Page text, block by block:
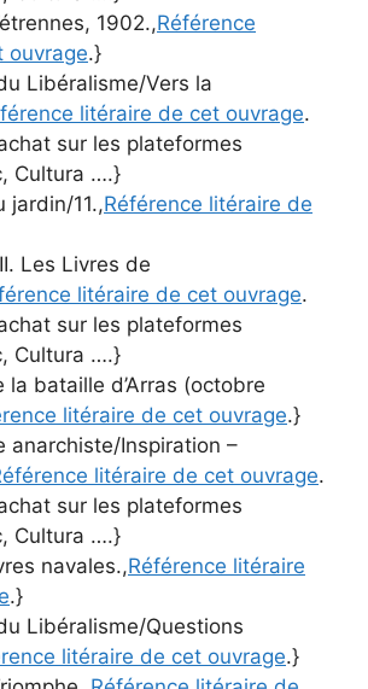
1902.,Référence
ouvrage.}
Libéralisme/Vers la
litéraire de cet ouvrage.
sur les plateformes
Cultura ….}
jardin/11.,Référence litéraire de
Les Livres de
litéraire de cet ouvrage.
sur les plateformes
Cultura ….}
la bataille d’Arras (octobre
litéraire de cet ouvrage.}
anarchiste/Inspiration –
litéraire de cet ouvrage.
sur les plateformes
Cultura ….}
navales.,Référence litéraire
.}
Libéralisme/Questions
litéraire de cet ouvrage.}